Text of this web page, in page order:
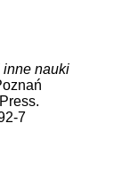
inne nauki
7